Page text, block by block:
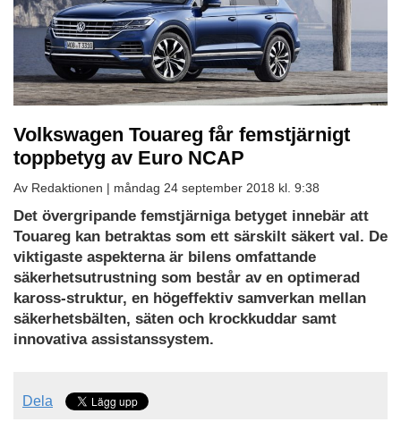
Volkswagen Touareg får femstjärnigt
toppbetyg av Euro NCAP
Av Redaktionen | måndag 24 september 2018 kl. 9:38
Det övergripande femstjärniga betyget innebär att
Touareg kan betraktas som ett särskilt säkert val. De
viktigaste aspekterna är bilens omfattande
säkerhetsutrustning som består av en optimerad
kaross-struktur, en högeffektiv samverkan mellan
säkerhetsbälten, säten och krockkuddar samt
innovativa assistanssystem.
Dela